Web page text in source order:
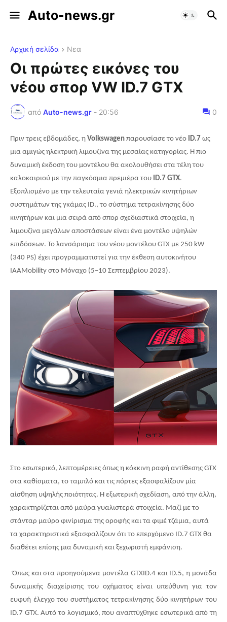
Auto-news.gr
Αρχική σελίδα Νεα
Οι πρώτες εικόνες του
νέου σπορ VW ID.7 GTX
από Auto-news.gr - 20:56 0
Πριν τρεις εβδομάδες, η Volkswagen παρουσίασε το νέο ID.7 ως
μια αμιγώς ηλεκτρική λιμουζίνα της μεσαίας κατηγορίας. Η πιο
δυναμική έκδοση του μοντέλου θα ακολουθήσει στα τέλη του
καλοκαιριού με την παγκόσμια πρεμιέρα του ID.7 GTX.
Εξοπλισμένο με την τελευταία γενιά ηλεκτρικών κινητήριων
συστημάτων της γκάμας ID., το σύστημα τετρακίνησης δύο
κινητήρων και μια σειρά από σπορ σχεδιαστικά στοιχεία, η
λιμουζίνα μεγάλων αποστάσεων είναι ένα μοντέλο υψηλών
επιδόσεων. Το λανσάρισμα του νέου μοντέλου GTX με 250 kW
(340 PS) έχει προγραμματιστεί για την έκθεση αυτοκινήτου
IAAMobility στο Μόναχο (5–10 Σεπτεμβρίου 2023).
Στο εσωτερικό, λεπτομέρειες όπως η κόκκινη ραφή αντίθεσης GTX
στα καθίσματα, το ταμπλό και τις πόρτες εξασφαλίζουν μία
αίσθηση υψηλής ποιότητας. Η εξωτερική σχεδίαση, από την άλλη,
χαρακτηρίζεται από μαύρα γυαλιστερά στοιχεία. Μαζί με το
στάνταρ μαύρο φινίρισμα της οροφής και τα φιμέ τζάμια, αυτά
τα χαρακτηριστικά εξασφαλίζουν ότι το επερχόμενο ID.7 GTX θα
διαθέτει επίσης μια δυναμική και ξεχωριστή εμφάνιση.
Όπως και στα προηγούμενα μοντέλα GTXID.4 και ID.5, η μονάδα
δυναμικής διαχείρισης του οχήματος είναι υπεύθυνη για τον
ευφυή έλεγχο του συστήματος τετρακίνησης δύο κινητήρων του
ID.7 GTX. Αυτό το λογισμικό, που αναπτύχθηκε εσωτερικά από τη